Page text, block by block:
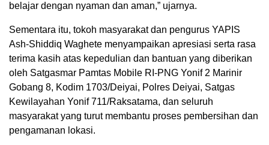
belajar dengan nyaman dan aman,” ujarnya.
Sementara itu, tokoh masyarakat dan pengurus YAPIS
Ash-Shiddiq Waghete menyampaikan apresiasi serta rasa
terima kasih atas kepedulian dan bantuan yang diberikan
oleh Satgasmar Pamtas Mobile RI-PNG Yonif 2 Marinir
Gobang 8, Kodim 1703/Deiyai, Polres Deiyai, Satgas
Kewilayahan Yonif 711/Raksatama, dan seluruh
masyarakat yang turut membantu proses pembersihan dan
pengamanan lokasi.